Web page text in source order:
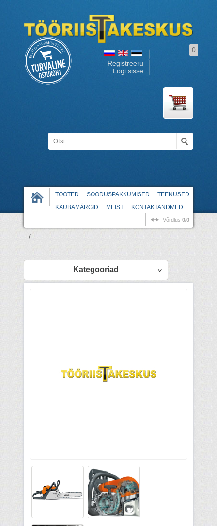
Registreeru
Logi sisse
0
TOOTED SOODUSPAKKUMISED
TEENUSED
KAUBAMÄRGID
MEIST KONTAKTANDMED
Võrdlus 0/0
/
Kategooriad